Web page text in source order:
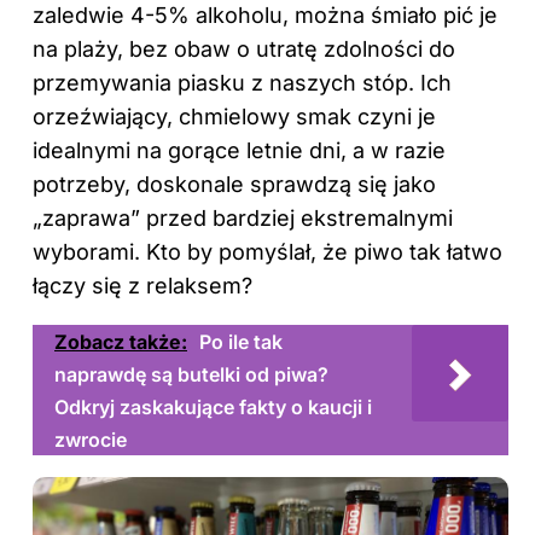
zaledwie 4-5% alkoholu, można śmiało pić je
na plaży, bez obaw o utratę zdolności do
przemywania piasku z naszych stóp. Ich
orzeźwiający, chmielowy smak czyni je
idealnymi na gorące letnie dni, a w razie
potrzeby, doskonale sprawdzą się jako
„zaprawa” przed bardziej ekstremalnymi
wyborami. Kto by pomyślał, że piwo tak łatwo
łączy się z relaksem?
Zobacz także: Po ile tak
naprawdę są butelki od piwa?
Odkryj zaskakujące fakty o kaucji i
zwrocie